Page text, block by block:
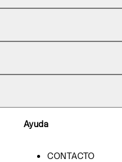
Ayuda
CONTACTO